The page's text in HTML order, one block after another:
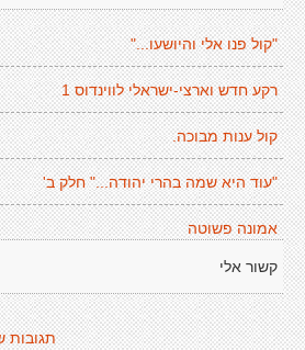
"קול פנו אלי והיושעו..."
רקע חדש וארצי-ישראלי לווינדוס 1
קול ענות מבוכה.
"עוד היא שמה בהרי יהודה..." חלק ב'
אמונה פשוטה
קשור אלי
תגובות